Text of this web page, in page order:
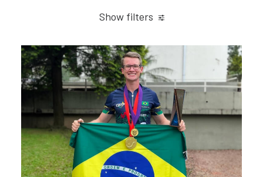
Show filters